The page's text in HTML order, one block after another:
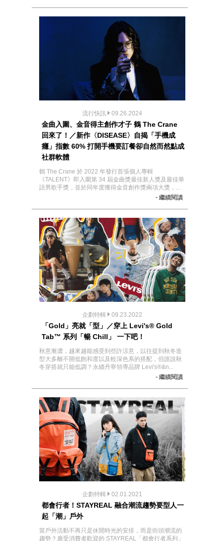
流行快訊 09.26.2024
金曲入圍、金音得主創作才子 鶴 The Crane
回來了！／新作〈DISEASE〉自揭「手機成
癮」指數 60% 打開手機要訂餐卻自然而然點成
社群軟體
鶴 The Crane 於 2022 年發行首張個人專輯
《TALENT》即入圍第 34 屆金曲獎最佳新人獎及最佳華
語男歌手獎，並於同年度獲得金音創作獎兩項大獎，...
- 繼續閱讀
企劃特輯 09.23.2022
「Gold」亮就「型」／穿上 Levi's® Gold
Tab™ 系列「暢 Chill」 一下吧！
秋意漸濃，越來越能感受到些許涼意，以往提到秋冬造
型大多離不開低飽和度以及較深色系的搭配，但誰說秋
冬穿搭就只能低調？永續丹寧領導品牌 Levi's®&n...
- 繼續閱讀
企劃特輯 02.01.2021
都會行者！STAYREAL 融合潮流趨勢要型人一
起「潮」戶外
當戶外活動不再只是休閒時光的安排，而是街頭潮流的
趨勢？廣受消費者歡迎的 STAYREAL「都會行者系列」